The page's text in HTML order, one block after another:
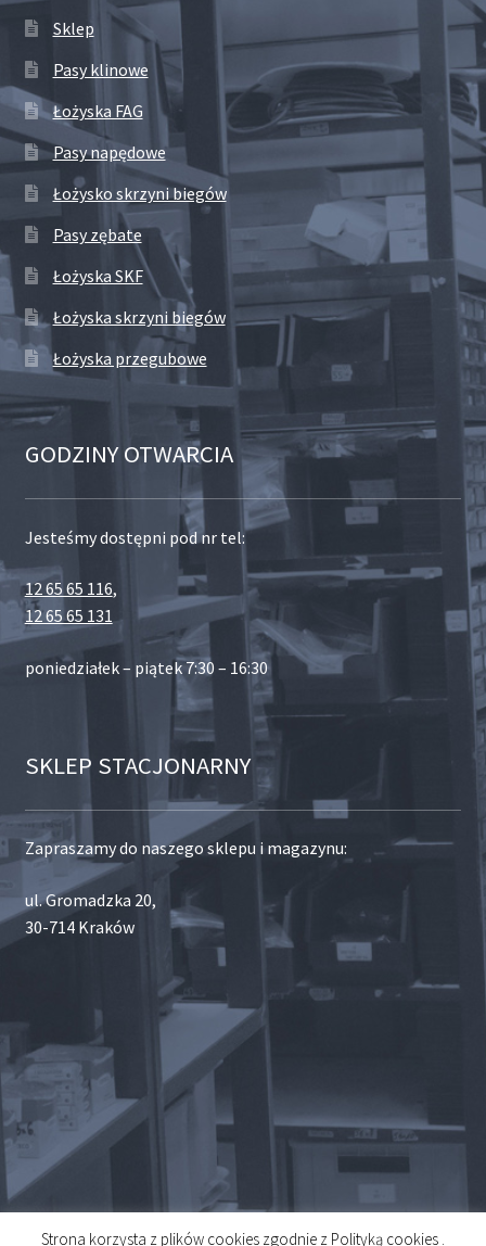
Sklep
Pasy klinowe
Łożyska FAG
Pasy napędowe
Łożysko skrzyni biegów
Pasy zębate
Łożyska SKF
Łożyska skrzyni biegów
Łożyska przegubowe
GODZINY OTWARCIA
Jesteśmy dostępni pod nr tel:
12 65 65 116,
12 65 65 131
poniedziałek – piątek 7:30 – 16:30
SKLEP STACJONARNY
Zapraszamy do naszego sklepu i magazynu:
ul. Gromadzka 20,
30-714 Kraków
Strona korzysta z plików cookies zgodnie z Polityką cookies .